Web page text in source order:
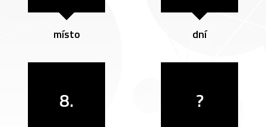
místo dní
8. ?